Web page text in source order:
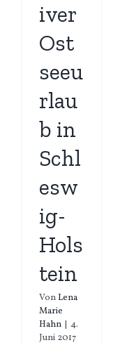
iver
Ost
seeu
rlau
b in
Schl
esw
ig-
Hols
tein
VonLena
Marie
Hahn | 4.
Juni 2017